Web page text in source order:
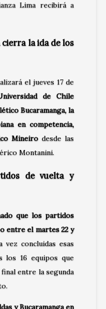
Lima recibirá a
la ida de los
el jueves 17 de
de Chile
Bucaramanga, la
en competencia,
Mineirodesde las
Montanini.
de vuelta y
que los partidos
entre el martes 22 y
vez concluidas esas
los 16 equipos que
entre la segunda
y Bucaramanga en